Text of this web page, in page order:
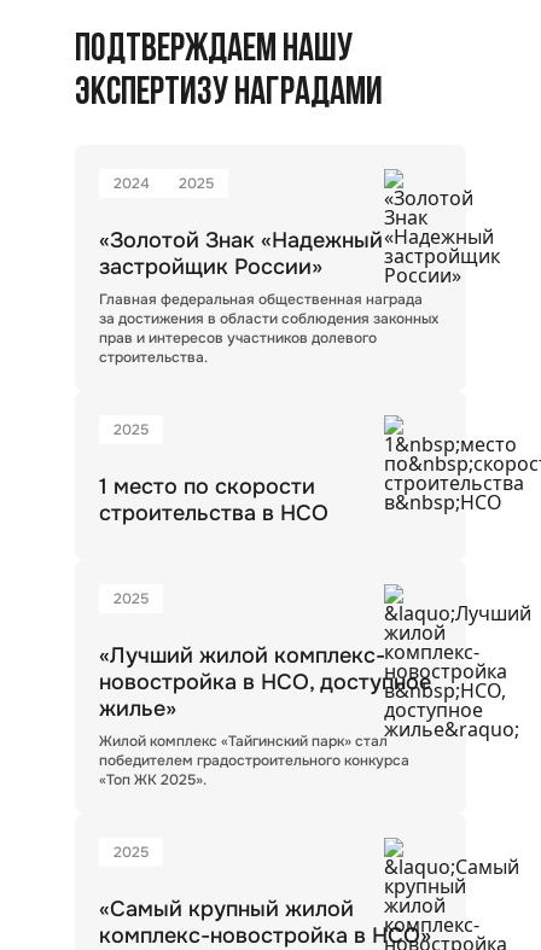
ПОДТВЕРЖДАЕМ НАШУ
ЭКСПЕРТИЗУ НАГРАДАМИ
2024 2025
«Золотой Знак «Надежный
застройщик России»
Главная федеральная общественная награда
за достижения в области соблюдения законных
прав и интересов участников долевого
строительства.
2025
1 место по скорости
строительства в НСО
2025
«Лучший жилой комплекс-
новостройка в НСО, доступное
жилье»
Жилой комплекс «Тайгинский парк» стал
победителем градостроительного конкурса
«Топ ЖК 2025».
2025
«Самый крупный жилой
комплекс-новостройка в НСО»